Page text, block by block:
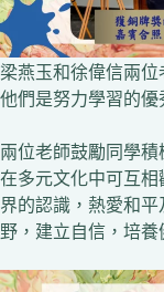
梁燕玉和徐偉信兩位
他們是努力學習的優
兩位老師鼓勵同學積
在多元文化中可互
界的認識，熱愛和
野，建立自信，培養